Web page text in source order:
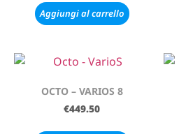
Aggiungi al carrello
OCTO – VARIOS 8
€449.50